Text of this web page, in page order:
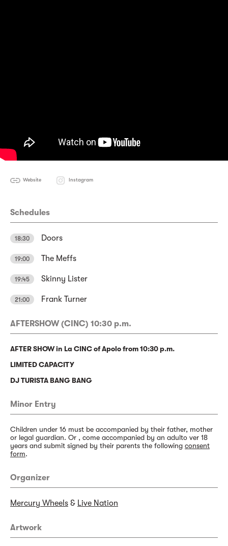
Website Instagram
Schedules
18:30 Doors
19:00 The Meffs
19:45 Skinny Lister
21:00 Frank Turner
AFTERSHOW (CINC) 10:30 p.m.
AFTER SHOW in La CINC of Apolo from 10:30 p.m.
LIMITED CAPACITY
DJ TURISTA BANG BANG
Minor Entry
Children under 16 must be accompanied by their father, mother
or legal guardian. Or , come accompanied by an adulto ver 18
years and submit signed by their parents the following consent
form.
Organizer
Mercury Wheels & Live Nation
Artwork